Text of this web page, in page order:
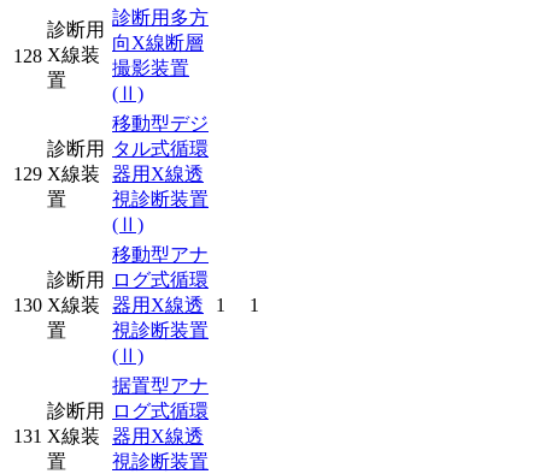
128
診断用
X線装
置
診断用多方
向X線断層
撮影装置
(Ⅱ)
129
診断用
X線装
置
移動型デジ
タル式循環
器用X線透
視診断装置
(Ⅱ)
130
診断用
X線装
置
移動型アナ
ログ式循環
器用X線透
視診断装置
(Ⅱ)
1 1
131
診断用
X線装
置
据置型アナ
ログ式循環
器用X線透
視診断装置